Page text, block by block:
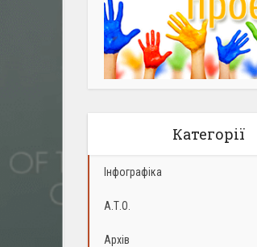
Категорії
Інфографіка
А.Т.О.
Архів